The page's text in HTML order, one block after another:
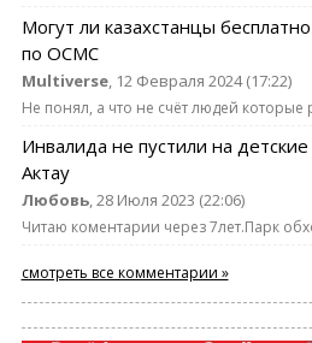
Могут ли казахстанцы
по ОСМС
Multiverse, 12 Февраля 2024 (17:22)
Не понял, а что не счёт людей которые
Инвалида не пустили на
Актау
Любовь, 28 Июля 2023 (22:06)
Читаю коментарии через 7лет.Парк
смотреть все комментарии »